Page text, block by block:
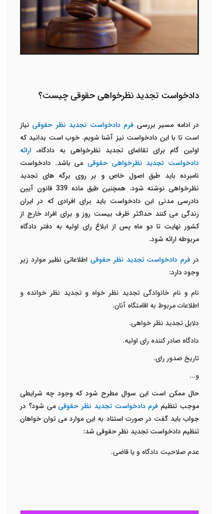
دادخواست تجدید نظرخواهی حقوقی چیست؟
در ادامه مسیر بررسی فرم دادخواست تجدید نظر حقوقینیاز
است تا با این دادخواست نیز آشنا شویم. خوب است بدانید که
اولین گام برای تقاضای تجدید نظرخواهی به دادگاه، ارائه
دادخواست تجدید نظرخواهی حقوقی می باشد. دادخواست
نامبرده باید طبق اصول خاص و بر روی برگه های تجدید
نظرخواهی نوشته شود. همچنین طبق ماده 339 قانون آیین
دادرسی مدنی این دادخواست باید برای افرادی که در ایران
زندگی می کنند حداکثر ظرف بیست روز و برای افراد خارج از
کشور نهایت تا دو ماه پس از ابلاغ رای اولیه به دفتر دادگاه
مربوطه ارائه شود.
در فرم دادخواست تجدید نظر حقوقیاطلاعاتی نظیر موارد زیر
وجود دارد:
نام و نام خانوادگی تجدید نظر خواه و تجدید نظر خوانده و
اطلاعات مربوط به اقامتگاه آنان.
دلایل تجدید نظر خواهی.
دادگاه صادر کننده رای اولیه.
تاریخ صدور رای.
و...
حال ممکن است این سوال مطرح شود که وجود چه شرایطی
موجب تنظیم فرم دادخواست تجدید نظر حقوقیمی شود؟ در
جواب باید گفت در صورت استناد به این موارد می توان خواهان
تنظیم دادخواست تجدید نظر حقوقی شد:
عدم صلاحیت دادگاه و یا قاضی.